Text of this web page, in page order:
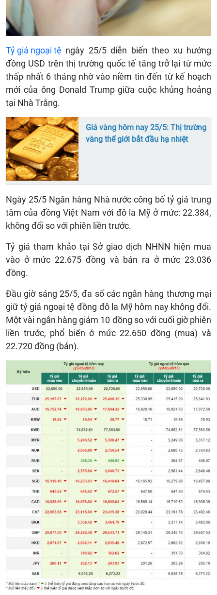
Tỷ giá ngoại tệ ngày 25/5 diễn biến theo xu hướng
đồng USD trên thị trường quốc tế tăng trở lại từ mức
thấp nhất 6 tháng nhờ vào niềm tin đến từ kế hoạch
mới của ông Donald Trump giữa cuộc khủng hoảng
tại Nhà Trắng.
Giá vàng hôm nay 25/5: Thị trường
vàng thế giới bắt đầu hạ nhiệt
Ngày 25/5 Ngân hàng Nhà nước công bố tỷ giá trung
tâm của đồng Việt Nam với đô la Mỹ ở mức: 22.384,
không đổi so với phiên liền trước.
Tỷ giá tham khảo tại Sở giao dịch NHNN hiện mua
vào ở mức 22.675 đồng và bán ra ở mức 23.036
đồng.
Đầu giờ sáng 25/5, đa số các ngân hàng thương mại
giữ tỷ giá ngoại tệ đồng đô la Mỹ hôm nay không đổi.
Một vài ngân hàng giảm 10 đồng so với cuối giờ phiên
liền trước, phổ biến ở mức 22.650 đồng (mua) và
22.720 đồng (bán).